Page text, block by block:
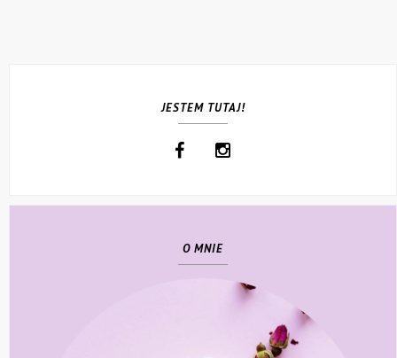
JESTEM TUTAJ!
O MNIE